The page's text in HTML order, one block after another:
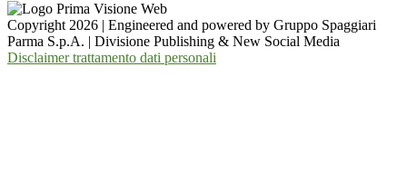
Copyright 2026 | Engineered and powered by Gruppo Spaggiari
Parma S.p.A. | Divisione Publishing & New Social Media
Disclaimer trattamento dati personali